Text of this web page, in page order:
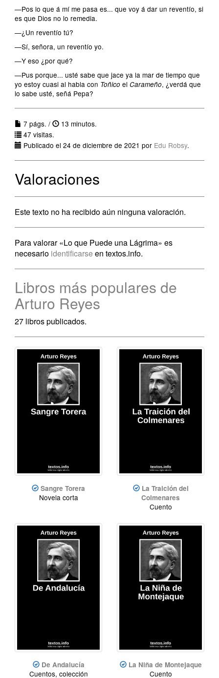
—Pos lo que á mí me pasa es... que voy á dar un reventío, si
es que Dios no lo remedia.
—¿Un reventío tú?
—Sí, señora, un reventío yo.
—Y eso ¿por qué?
—Pus porque... usté sabe que jace ya la mar de tiempo que
yo estoy cuasi al habla con Toñico el Carameño, ¿verdá que
lo sabe usté, señá Pepa?
7 págs. /
13 minutos.
47 visitas.
Publicado el 24 de diciembre de 2021 por Edu Robsy.
Valoraciones
Este texto no ha recibido aún ninguna valoración.
Para valorar «Lo que Puede una Lágrima» es
necesario identificarse en textos.info.
Libros más populares de
Arturo Reyes
27 libros publicados.
Sangre Torera
Novela corta
La Traición del
Colmenares
Cuento
De Andalucía
Cuentos, colección
La Niña de Montejaque
Cuento